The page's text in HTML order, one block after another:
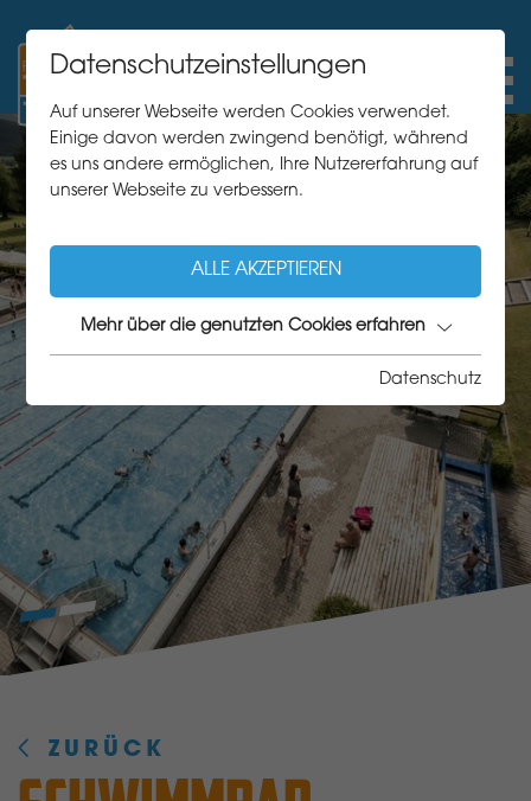
ZURÜCK
Datenschutzeinstellungen
Auf unserer Webseite werden Cookies verwendet.
Einige davon werden zwingend benötigt, während
es uns andere ermöglichen, Ihre Nutzererfahrung auf
unserer Webseite zu verbessern.
ALLE AKZEPTIEREN
Mehr über die genutzten Cookies erfahren
Datenschutz